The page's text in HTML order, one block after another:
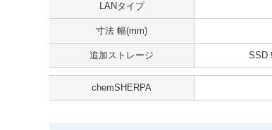
LANタイプ
寸法 幅(mm)
追加ストレージ SSD
chemSHERPA